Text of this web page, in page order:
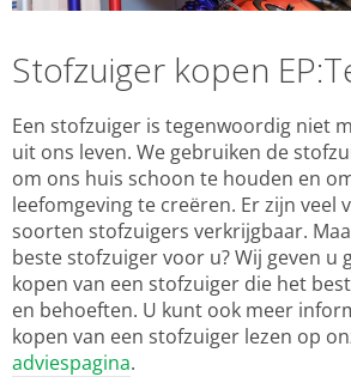
Stofzuiger kopen
Een stofzuiger is tegenwoordig niet
uit ons leven. We gebruiken de
om ons huis schoon te houden en
leefomgeving te creëren. Er zijn veel
soorten stofzuigers verkrijgbaar.
beste stofzuiger voor u? Wij geven u
kopen van een stofzuiger die het
en behoeften. U kunt ook meer
kopen van een stofzuiger lezen op
adviespagina.